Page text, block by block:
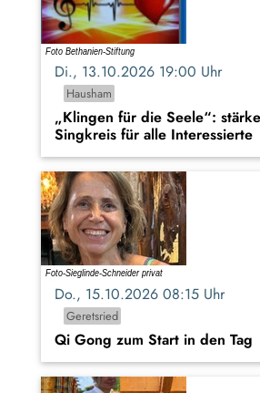
Di., 13.10.2026 19:00 Uhr
Hausham
„Klingen für die Seele“:
Singkreis für alle Interessierte
Do., 15.10.2026 08:15 Uhr
Geretsried
Qi Gong zum Start in den Tag